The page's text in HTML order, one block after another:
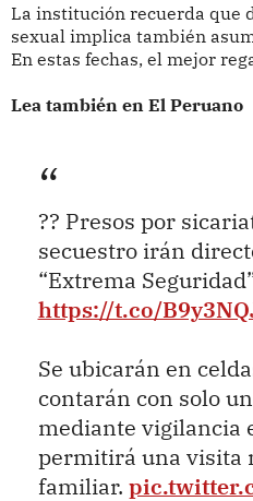
La institución recuerda que
sexual implica también
En estas fechas, el mejor
Lea también en El Peruano
?? Presos por
secuestro irán
“Extrema
https://t.co/
Se ubicarán en
contarán con solo
mediante vigilancia
permitirá una visita
familiar.